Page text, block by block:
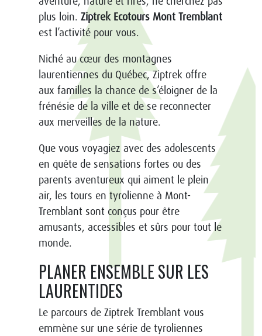
plus loin.Ziptrek Ecotours Mont Tremblant
est l’activité pour vous.
Niché au cœur des montagnes
laurentiennes du Québec, Ziptrek offre
aux familles la chance de s’éloigner de la
frénésie de la ville et de se reconnecter
aux merveilles de la nature.
Que vous voyagiez avec des adolescents
en quête de sensations fortes ou des
parents aventureux qui aiment le plein
air, les tours en tyrolienne à Mont-
Tremblant sont conçus pour être
amusants, accessibles et sûrs pour tout le
monde.
PLANER ENSEMBLE SUR LES
LAURENTIDES
Le parcours de Ziptrek Tremblant vous
emmène sur une série de tyroliennes